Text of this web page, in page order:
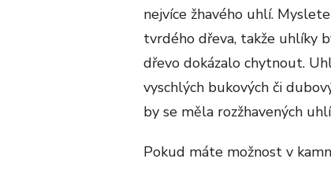
nejvíce žhavého uhlí.
tvrdého dřeva, takže uhlíky
dřevo dokázalo chytnout.
vyschlých bukových či
by se měla rozžhavených
Pokud máte možnost v